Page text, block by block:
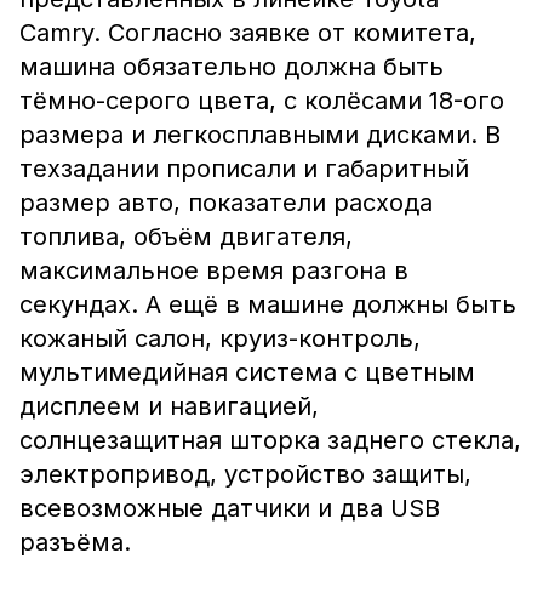
Camry. Согласно заявке от комитета,
машина обязательно должна быть
тёмно-серого цвета, с колёсами 18-ого
размера и легкосплавными дисками. В
техзадании прописали и габаритный
размер авто, показатели расхода
топлива, объём двигателя,
максимальное время разгона в
секундах. А ещё в машине должны быть
кожаный салон, круиз-контроль,
мультимедийная система с цветным
дисплеем и навигацией,
солнцезащитная шторка заднего стекла,
электропривод, устройство защиты,
всевозможные датчики и два USB
разъёма.